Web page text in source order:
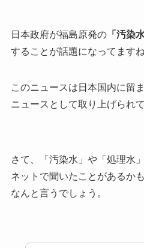
日本政府が福島原発の「汚染
することが話題になってますね
このニュースは日本国内に留
ニュースとして取り上げられ
さて、「汚染水」や「処理水
ネットで聞いたことがあるか
なんと言うでしょう。